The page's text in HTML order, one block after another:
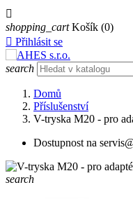

shopping_cart Košík (0)
 Přihlásit se
search
Domů
Příslušenství
V-tryska M20 - pro
Dostupnost na
search